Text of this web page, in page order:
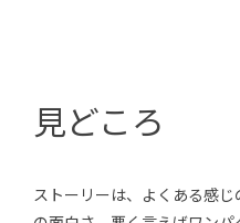
見どころ
ストーリーは、よくある感